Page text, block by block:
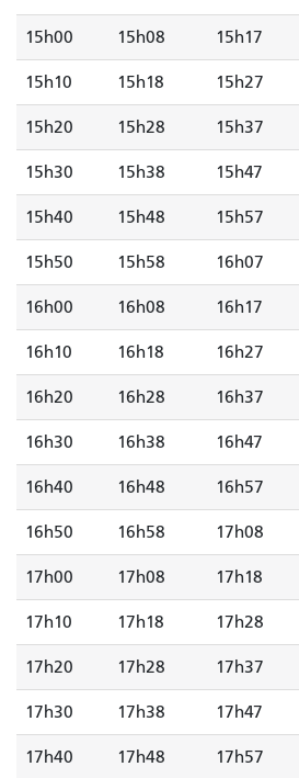
15h00 15h08 15h17
15h10 15h18 15h27
15h20 15h28 15h37
15h30 15h38 15h47
15h40 15h48 15h57
15h50 15h58 16h07
16h00 16h08 16h17
16h10 16h18 16h27
16h20 16h28 16h37
16h30 16h38 16h47
16h40 16h48 16h57
16h50 16h58 17h08
17h00 17h08 17h18
17h10 17h18 17h28
17h20 17h28 17h37
17h30 17h38 17h47
17h40 17h48 17h57